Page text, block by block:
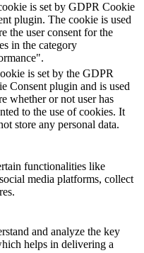
is set by GDPR Cookie
plugin. The cookie is used
the user consent for the
in the category
is set by the GDPR
Consent plugin and is used
whether or not user has
to the use of cookies. It
store any personal data.
functionalities like
media platforms, collect
and analyze the key
helps in delivering a